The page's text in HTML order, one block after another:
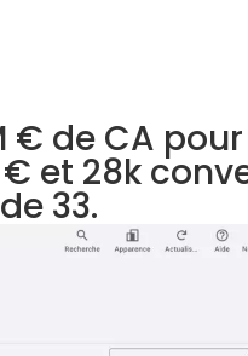
€ de CA
et 28k
33.